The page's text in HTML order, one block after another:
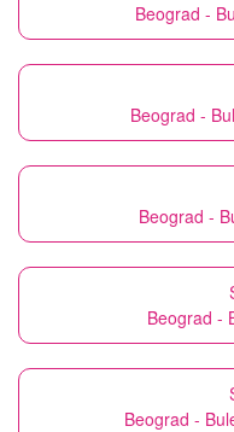
Beograd -
Beograd -
Beograd -
Beograd -
Beograd -